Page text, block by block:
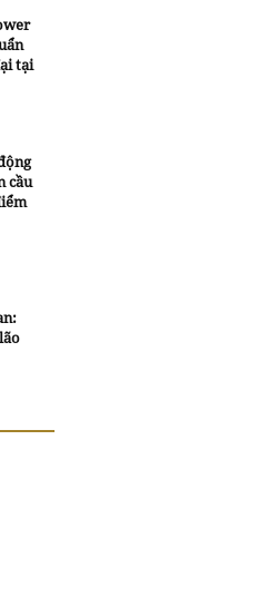
tại
cầu